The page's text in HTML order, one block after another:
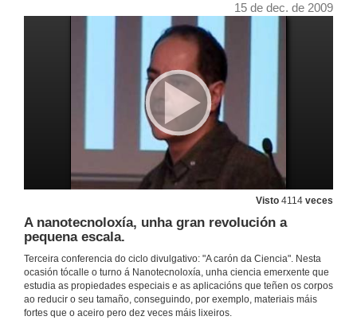
15 de dec. de 2009
Visto 4114 veces
A nanotecnoloxía, unha gran revolución a
pequena escala.
Terceira conferencia do ciclo divulgativo: "A carón da Ciencia". Nesta
ocasión tócalle o turno á Nanotecnoloxía, unha ciencia emerxente que
estudia as propiedades especiais e as aplicacións que teñen os corpos
ao reducir o seu tamaño, conseguindo, por exemplo, materiais máis
fortes que o aceiro pero dez veces máis lixeiros.